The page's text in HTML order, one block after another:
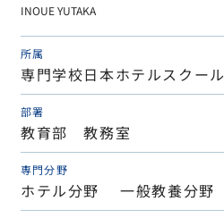
INOUE YUTAKA
所属
専門学校日本ホテルスクール
部署
教育部 教務室
専門分野
ホテル分野 一般教養分野